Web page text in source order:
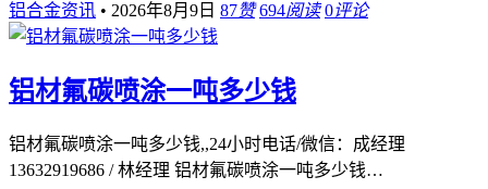
铝合金资讯 • 2026年8月9日 87赞 694阅读 0评论
铝材氟碳喷涂一吨多少钱
铝材氟碳喷涂一吨多少钱,,24小时电话/微信：成经理
13632919686 / 林经理 铝材氟碳喷涂一吨多少钱…